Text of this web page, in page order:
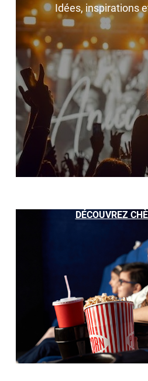
Idées, inspirations
DÉCOUVREZ